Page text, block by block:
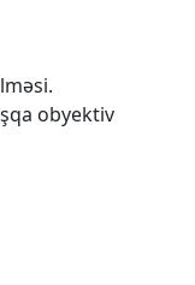
obyektiv